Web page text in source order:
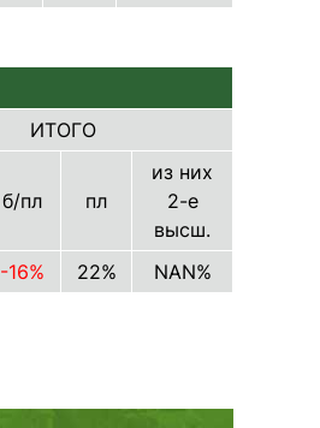
ИТОГО
б/пл пл
из них
2-е
высш.
-16% 22% NAN%